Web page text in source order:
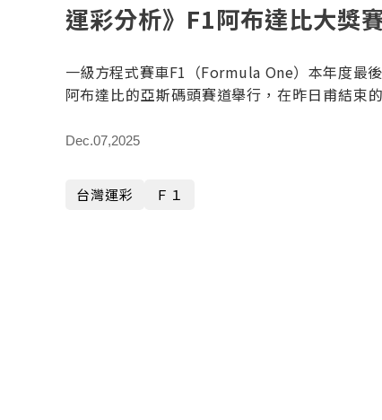
運彩分析》F1阿布達比大獎
一級方程式賽車F1（Formula One）本年度最
阿布達比的亞斯碼頭賽道舉行，在昨日甫結束
發，本場比賽為今年最後一場積分賽，誰能拿
Dec.07,2025
台灣運彩 Ｆ１